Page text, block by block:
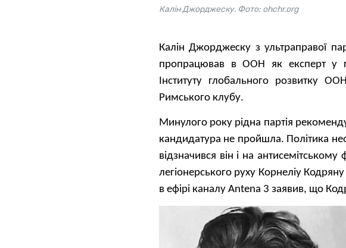
Калін Джорджеску. Фото: ohchr.org
Калін Джорджеску з ультраправої
пропрацював в ООН як експерт у
Інституту глобального розвитку
Римського клубу.
Минулого року рідна партія
кандидатура не пройшла. Політика
відзначився він і на
легіонерського руху Корнеліу
в ефірі каналу Antena 3 заявив, що